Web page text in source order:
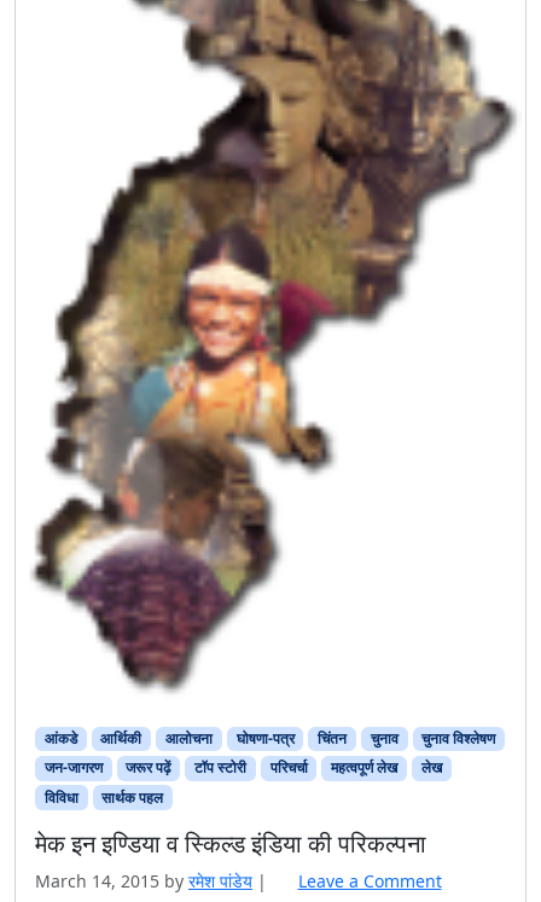
आंकडे आर्थिकी आलोचना घोषणा-पत्र चिंतन चुनाव
चुनाव विश्‍लेषण
जन-जागरण
जरूर पढ़ें टॉप स्टोरी परिचर्चा महत्वपूर्ण लेख
लेख
विविधा
सार्थक पहल
मेक इन इण्डिया व स्किल्ड इंडिया की परिकल्पना
March 14, 2015 by रमेश पांडेय | Leave a Comment